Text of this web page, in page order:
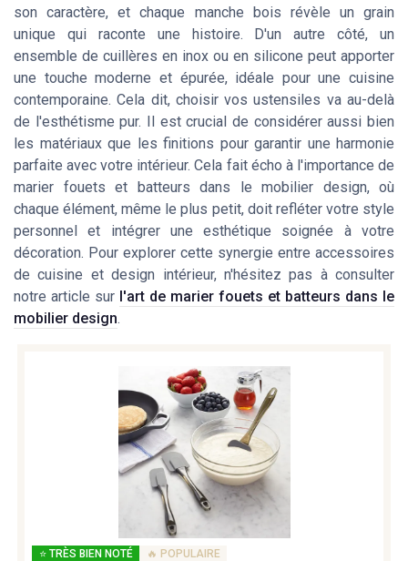
son caractère, et chaque manche bois révèle un grain
unique qui raconte une histoire. D'un autre côté, un
ensemble de cuillères en inox ou en silicone peut apporter
une touche moderne et épurée, idéale pour une cuisine
contemporaine. Cela dit, choisir vos ustensiles va au-delà
de l'esthétisme pur. Il est crucial de considérer aussi bien
les matériaux que les finitions pour garantir une harmonie
parfaite avec votre intérieur. Cela fait écho à l'importance de
marier fouets et batteurs dans le mobilier design, où
chaque élément, même le plus petit, doit refléter votre style
personnel et intégrer une esthétique soignée à votre
décoration. Pour explorer cette synergie entre accessoires
de cuisine et design intérieur, n'hésitez pas à consulter
notre article sur l'art de marier fouets et batteurs dans le
mobilier design.
⭐ TRÈS BIEN NOTÉ 🔥 POPULAIRE